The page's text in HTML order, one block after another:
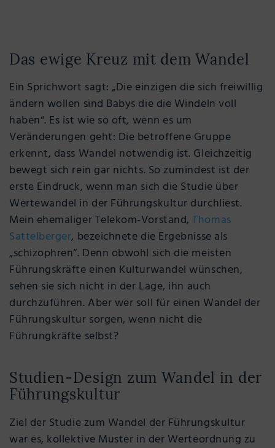
Das ewige Kreuz mit dem Wandel
Ein Sprichwort sagt: „Die einzigen die sich freiwillig
ändern wollen sind Babys die die Windeln voll
haben“. Es ist wie so oft, wenn es um
Veränderungen geht: Die betroffene Gruppe
erkennt, dass Wandel notwendig ist. Gleichzeitig
bewegt sich rein gar nichts. So zumindest ist der
erste Eindruck, wenn man sich die Studie über
Wertewandel in der Führungskultur durchliest.
Mein ehemaliger Telekom-Vorstand,Thomas
Sattelberger, bezeichnete die Ergebnisse als
„schizophren“. Denn obwohl sich die meisten
Führungskräfte einen Kulturwandel wünschen,
sehen sie sich nicht in der Lage, ihn auch
durchzuführen. Aber wer soll für einen Wandel der
Führungskultur sorgen, wenn nicht die
Führungkräfte selbst?
Studien-Design zum Wandel in der
Führungskultur
Ziel der Studie zum Wandel der Führungskultur
war es, kollektive Muster in der Werteordnung zu